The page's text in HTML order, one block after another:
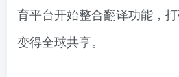
育平台开始整合翻译功能，
变得全球共享。